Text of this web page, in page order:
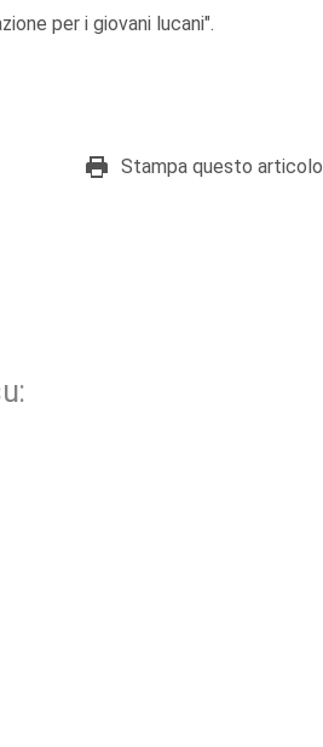
per i giovani lucani".
Stampa questo articolo